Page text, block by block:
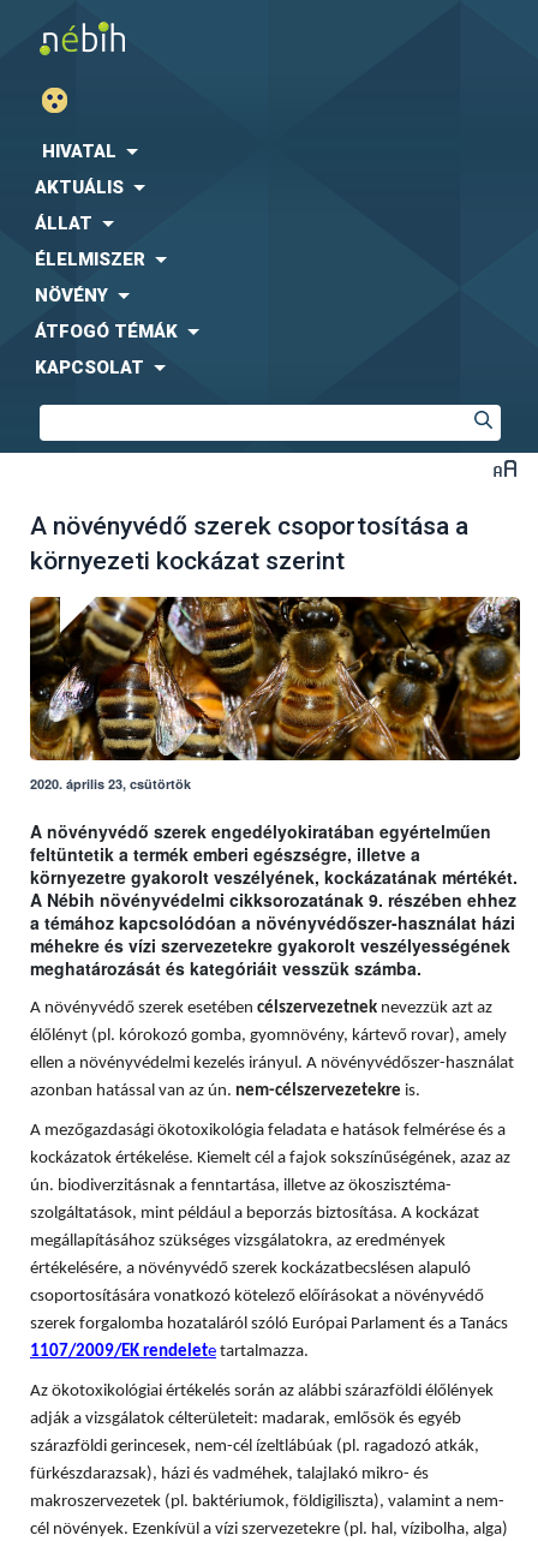
HIVATAL
AKTUÁLIS
ÁLLAT
ÉLELMISZER
NÖVÉNY
ÁTFOGÓ TÉMÁK
KAPCSOLAT
A növényvédő szerek csoportosítása a
környezeti kockázat szerint
2020. április 23, csütörtök
A növényvédő szerek engedélyokiratában egyértelműen
feltüntetik a termék emberi egészségre, illetve a
környezetre gyakorolt veszélyének, kockázatának mértékét.
A Nébih növényvédelmi cikksorozatának 9. részében ehhez
a témához kapcsolódóan a növényvédőszer-használat házi
méhekre és vízi szervezetekre gyakorolt veszélyességének
meghatározását és kategóriáit vesszük számba.
A növényvédő szerek esetében célszervezetnek nevezzük azt az
élőlényt (pl. kórokozó gomba, gyomnövény, kártevő rovar), amely
ellen a növényvédelmi kezelés irányul. A növényvédőszer-használat
azonban hatással van az ún. nem-célszervezetekre is.
A mezőgazdasági ökotoxikológia feladata e hatások felmérése és a
kockázatok értékelése. Kiemelt cél a fajok sokszínűségének, azaz az
ún. biodiverzitásnak a fenntartása, illetve az ökoszisztéma-
szolgáltatások, mint például a beporzás biztosítása. A kockázat
megállapításához szükséges vizsgálatokra, az eredmények
értékelésére, a növényvédő szerek kockázatbecslésen alapuló
csoportosítására vonatkozó kötelező előírásokat a növényvédő
szerek forgalomba hozataláról szóló Európai Parlament és a Tanács
1107/2009/EK rendelete tartalmazza.
Az ökotoxikológiai értékelés során az alábbi szárazföldi élőlények
adják a vizsgálatok célterületeit: madarak, emlősök és egyéb
szárazföldi gerincesek, nem-cél ízeltlábúak (pl. ragadozó atkák,
fürkészdarazsak), házi és vadméhek, talajlakó mikro- és
makroszervezetek (pl. baktériumok, földigiliszta), valamint a nem-
cél növények. Ezenkívül a vízi szervezetekre (pl. hal, vízibolha, alga)